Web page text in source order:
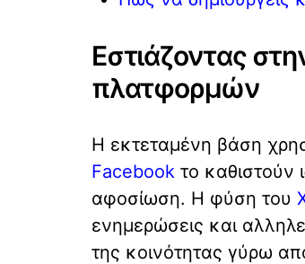
Εστιάζοντας
πλατφορμών
Η εκτεταμένη βάση
Facebook το καθιστούν
αφοσίωση. Η φύση του
ενημερώσεις και
της κοινότητας γύρω